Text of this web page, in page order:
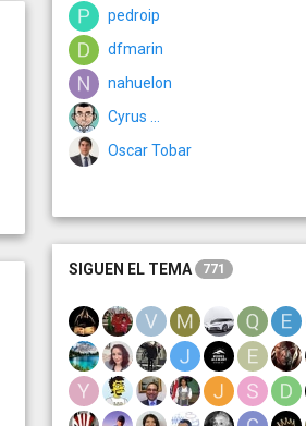
pedroip
dfmarin
nahuelon
Cyrus ...
Oscar Tobar
SIGUEN EL TEMA 771